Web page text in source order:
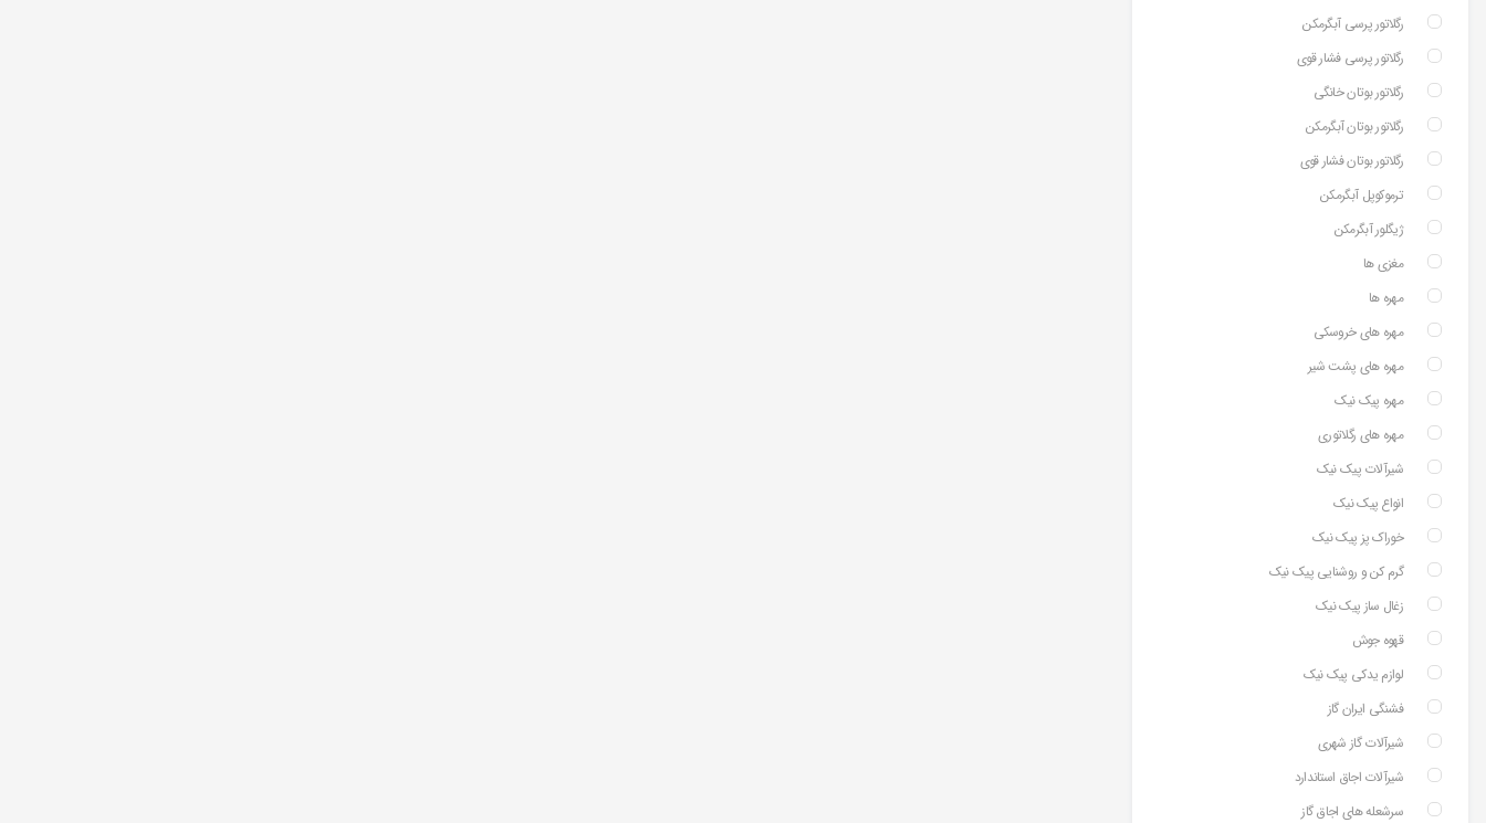
رگلاتور پرسی آبگرمکن
رگلاتور پرسی فشار قوی
رگلاتور بوتان خانگی
رگلاتور بوتان آبگرمکن
رگلاتور بوتان فشار قوی
ترموکوپل آبگرمکن
ژیگلور آبگرمکن
مغزی ها
مهره ها
مهره های خروسکی
مهره های پشت شیر
مهره پیک نیک
مهره های رگلاتوری
شیرآلات پیک نیک
انواع پیک نیک
خوراک پز پیک نیک
گرم کن و روشنایی پیک نیک
زغال ساز پیک نیک
قهوه جوش
لوازم یدکی پیک نیک
فشنگی ایران گاز
شیرآلات گاز شهری
شیرآلات اجاق استاندارد
سرشعله های اجاق گاز